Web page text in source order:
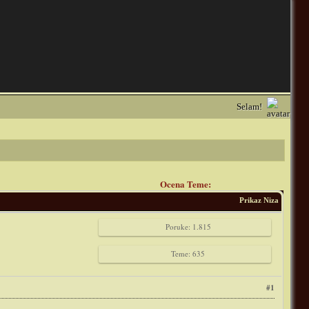
Selam!
Ocena Teme:
Prikaz Niza
Poruke: 1.815
Teme: 635
#1